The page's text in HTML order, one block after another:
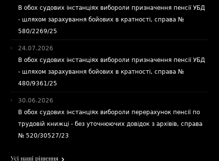
В обох судових інстанціях вибороли призначення пенсії УБД
- шляхом зарахування бойових в кратності, справа №
580/2269/25
24.07.2026
В обох судових інстанціях вибороли призначення пенсії УБД
- шляхом зарахування бойових в кратності, справа №
480/9361/25
30.06.2026
В обох судових інстанціях вибороли перерахунок пенсії по
трудовій книжці - без уточнюючих довідок з архівів, справа
№ 520/30527/23
Усі наші рішення